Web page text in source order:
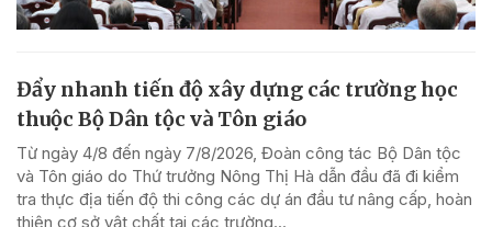
Đẩy nhanh tiến độ xây dựng các trường học
thuộc Bộ Dân tộc và Tôn giáo
Từ ngày 4/8 đến ngày 7/8/2026, Đoàn công tác Bộ Dân tộc
và Tôn giáo do Thứ trưởng Nông Thị Hà dẫn đầu đã đi kiểm
tra thực địa tiến độ thi công các dự án đầu tư nâng cấp, hoàn
thiện cơ sở vật chất tại các trường...